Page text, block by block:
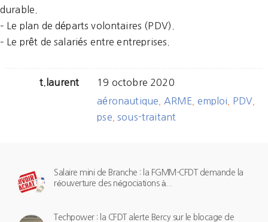
durable.
– Le plan de départs volontaires (PDV).
– Le prêt de salariés entre entreprises.
t.laurent
19 octobre 2020
aéronautique
ARME emploi PDV
pse ,sous-traitant
Salaire mini de Branche : la FGMM-CFDT demande la
réouverture des négociations à...
Techpower : la CFDT alerte Bercy sur le blocage de